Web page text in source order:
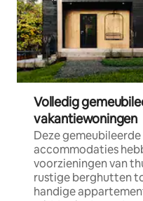
Volledig
vakantiewoningen
Deze gemeubileerde
accommodaties
voorzieningen van
rustige berghutten
handige